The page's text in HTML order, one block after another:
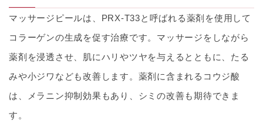
マッサージピールは、PRX-T33と呼ばれる薬剤を使用して
コラーゲンの生成を促す治療です。マッサージをしながら
薬剤を浸透させ、肌にハリやツヤを与えるとともに、たる
みや小ジワなども改善します。薬剤に含まれるコウジ酸
は、メラニン抑制効果もあり、シミの改善も期待できま
す。